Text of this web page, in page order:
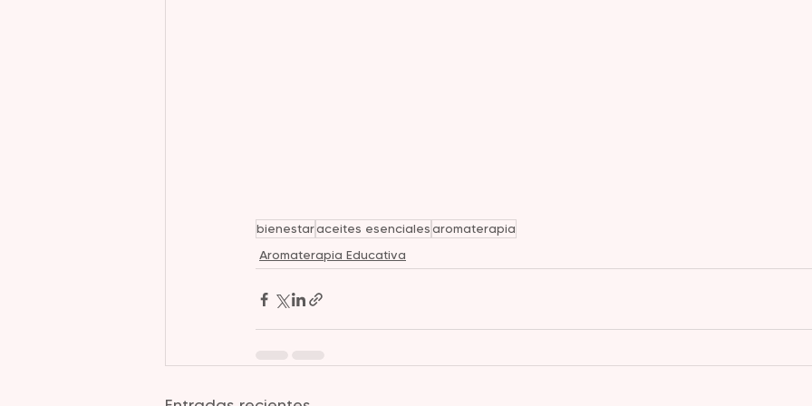
bienestaraceites esencialesaromaterapia
Aromaterapia Educativa